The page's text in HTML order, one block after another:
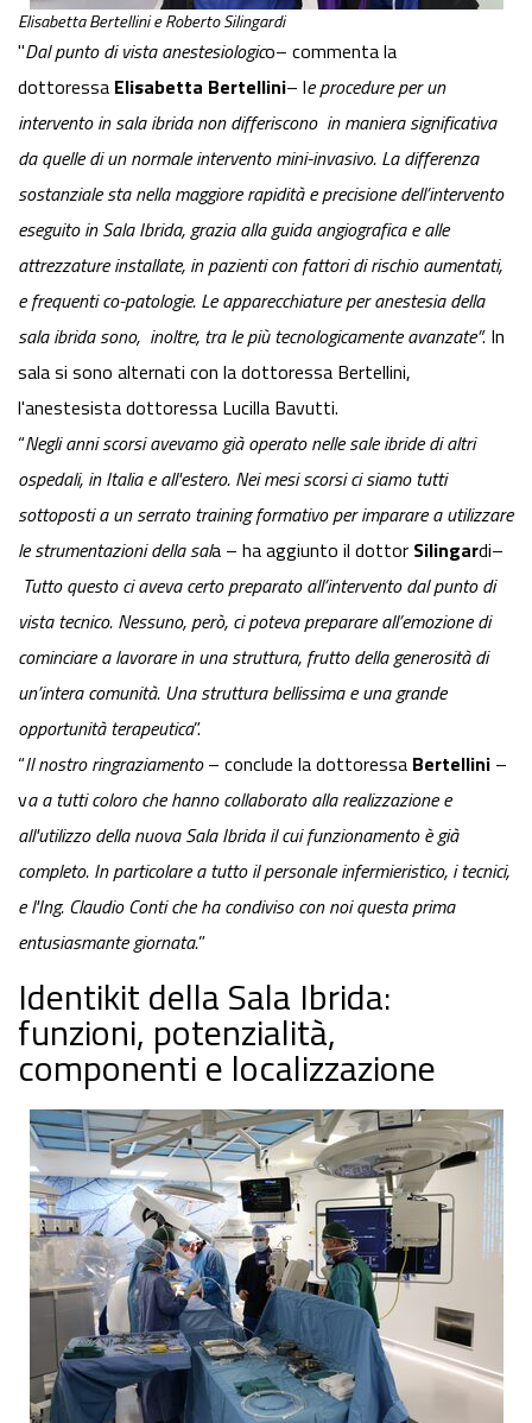
Elisabetta Bertellini e Roberto Silingardi
"Dal punto di vista anestesiologico– commenta la
dottoressa Elisabetta Bertellini– le procedure per un
intervento in sala ibrida non differiscono in maniera significativa
da quelle di un normale intervento mini-invasivo. La differenza
sostanziale sta nella maggiore rapidità e precisione dell’intervento
eseguito in Sala Ibrida, grazia alla guida angiografica e alle
attrezzature installate, in pazienti con fattori di rischio aumentati,
e frequenti co-patologie. Le apparecchiature per anestesia della
sala ibrida sono, inoltre, tra le più tecnologicamente avanzate”. In
sala si sono alternati con la dottoressa Bertellini,
l'anestesista dottoressa Lucilla Bavutti.
“Negli anni scorsi avevamo già operato nelle sale ibride di altri
ospedali, in Italia e all'estero. Nei mesi scorsi ci siamo tutti
sottoposti a un serrato training formativo per imparare a utilizzare
le strumentazioni della sala – ha aggiunto il dottor Silingardi–
Tutto questo ci aveva certo preparato all’intervento dal punto di
vista tecnico. Nessuno, però, ci poteva preparare all’emozione di
cominciare a lavorare in una struttura, frutto della generosità di
un’intera comunità. Una struttura bellissima e una grande
opportunità terapeutica”.
“Il nostro ringraziamento– conclude la dottoressa Bertellini –
va a tutti coloro che hanno collaborato alla realizzazione e
all'utilizzo della nuova Sala Ibrida il cui funzionamento è già
completo. In particolare a tutto il personale infermieristico, i tecnici,
e l'Ing. Claudio Conti che ha condiviso con noi questa prima
entusiasmante giornata.”
Identikit della Sala Ibrida:
funzioni, potenzialità,
componenti e localizzazione